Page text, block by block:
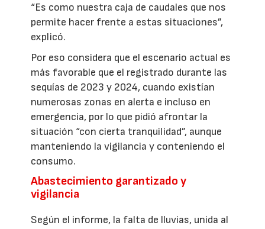
“Es como nuestra caja de caudales que nos
permite hacer frente a estas situaciones”,
explicó.
Por eso considera que el escenario actual es
más favorable que el registrado durante las
sequías de 2023 y 2024, cuando existían
numerosas zonas en alerta e incluso en
emergencia, por lo que pidió afrontar la
situación “con cierta tranquilidad”, aunque
manteniendo la vigilancia y conteniendo el
consumo.
Abastecimiento garantizado y
vigilancia
Según el informe, la falta de lluvias, unida al